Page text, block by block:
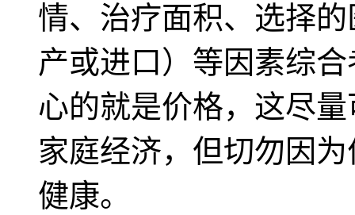
情、治疗面积、选择
产或进口）等因素综
心的就是价格，这尽
家庭经济，但切勿因
健康。